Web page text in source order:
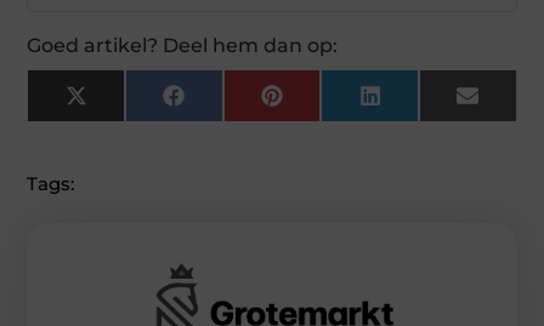
Goed artikel? Deel hem dan op:
X
(Twitter)
FacebookPinterest LinkedIn Email
Tags: